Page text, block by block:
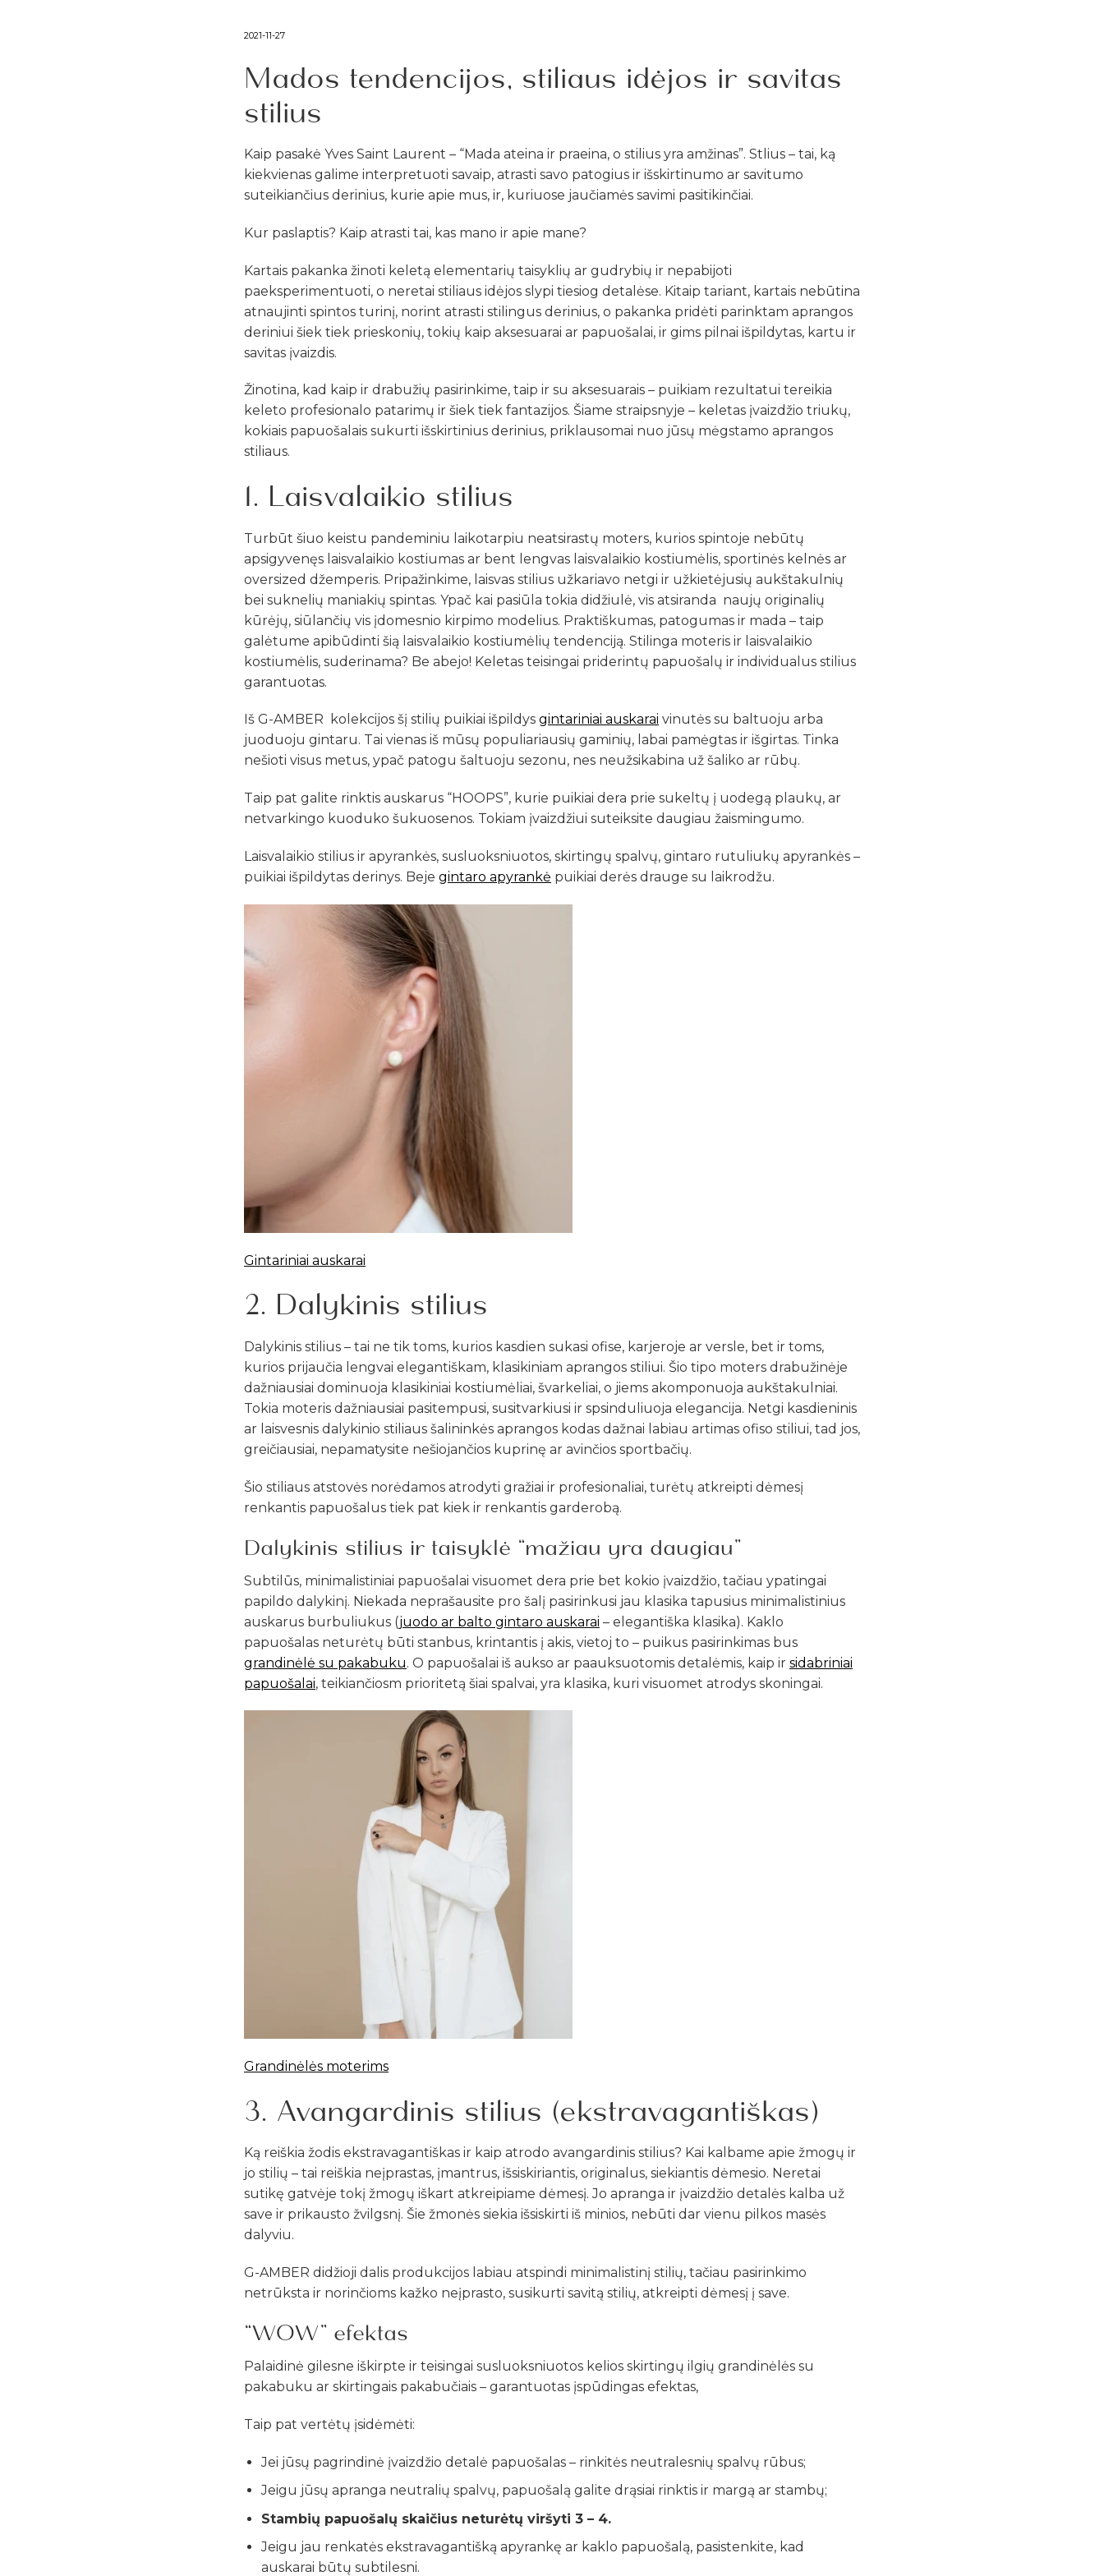
2021-11-27
Mados tendencijos, stiliaus idėjos ir savitas
stilius
Kaip pasakė Yves Saint Laurent – “Mada ateina ir praeina, o stilius yra amžinas”. Stlius – tai, ką
kiekvienas galime interpretuoti savaip, atrasti savo patogius ir išskirtinumo ar savitumo
suteikiančius derinius, kurie apie mus, ir, kuriuose jaučiamės savimi pasitikinčiai.
Kur paslaptis? Kaip atrasti tai, kas mano ir apie mane?
Kartais pakanka žinoti keletą elementarių taisyklių ar gudrybių ir nepabijoti
paeksperimentuoti, o neretai stiliaus idėjos slypi tiesiog detalėse. Kitaip tariant, kartais nebūtina
atnaujinti spintos turinį, norint atrasti stilingus derinius, o pakanka pridėti parinktam aprangos
deriniui šiek tiek prieskonių, tokių kaip aksesuarai ar papuošalai, ir gims pilnai išpildytas, kartu ir
savitas įvaizdis.
Žinotina, kad kaip ir drabužių pasirinkime, taip ir su aksesuarais – puikiam rezultatui tereikia
keleto profesionalo patarimų ir šiek tiek fantazijos. Šiame straipsnyje – keletas įvaizdžio triukų,
kokiais papuošalais sukurti išskirtinius derinius, priklausomai nuo jūsų mėgstamo aprangos
stiliaus.
1. Laisvalaikio stilius
Turbūt šiuo keistu pandeminiu laikotarpiu neatsirastų moters, kurios spintoje nebūtų
apsigyvenęs laisvalaikio kostiumas ar bent lengvas laisvalaikio kostiumėlis, sportinės kelnės ar
oversized džemperis. Pripažinkime, laisvas stilius užkariavo netgi ir užkietėjusių aukštakulnių
bei suknelių maniakių spintas. Ypač kai pasiūla tokia didžiulė, vis atsiranda naujų originalių
kūrėjų, siūlančių vis įdomesnio kirpimo modelius. Praktiškumas, patogumas ir mada – taip
galėtume apibūdinti šią laisvalaikio kostiumėlių tendenciją. Stilinga moteris ir laisvalaikio
kostiumėlis, suderinama? Be abejo! Keletas teisingai priderintų papuošalų ir individualus stilius
garantuotas.
Iš G-AMBER kolekcijos šį stilių puikiai išpildys gintariniai auskarai vinutės su baltuoju arba
juoduoju gintaru. Tai vienas iš mūsų populiariausių gaminių, labai pamėgtas ir išgirtas. Tinka
nešioti visus metus, ypač patogu šaltuoju sezonu, nes neužsikabina už šaliko ar rūbų.
Taip pat galite rinktis auskarus “HOOPS”, kurie puikiai dera prie sukeltų į uodegą plaukų, ar
netvarkingo kuoduko šukuosenos. Tokiam įvaizdžiui suteiksite daugiau žaismingumo.
Laisvalaikio stilius ir apyrankės, susluoksniuotos, skirtingų spalvų, gintaro rutuliukų apyrankės –
puikiai išpildytas derinys. Beje gintaro apyrankė puikiai derės drauge su laikrodžu.
Gintariniai auskarai
2. Dalykinis stilius
Dalykinis stilius – tai ne tik toms, kurios kasdien sukasi ofise, karjeroje ar versle, bet ir toms,
kurios prijaučia lengvai elegantiškam, klasikiniam aprangos stiliui. Šio tipo moters drabužinėje
dažniausiai dominuoja klasikiniai kostiumėliai, švarkeliai, o jiems akomponuoja aukštakulniai.
Tokia moteris dažniausiai pasitempusi, susitvarkiusi ir spsinduliuoja elegancija. Netgi kasdieninis
ar laisvesnis dalykinio stiliaus šalininkės aprangos kodas dažnai labiau artimas ofiso stiliui, tad jos,
greičiausiai, nepamatysite nešiojančios kuprinę ar avinčios sportbačių.
Šio stiliaus atstovės norėdamos atrodyti gražiai ir profesionaliai, turėtų atkreipti dėmesį
renkantis papuošalus tiek pat kiek ir renkantis garderobą.
Dalykinis stilius ir taisyklė “mažiau yra daugiau”
Subtilūs, minimalistiniai papuošalai visuomet dera prie bet kokio įvaizdžio, tačiau ypatingai
papildo dalykinį. Niekada neprašausite pro šalį pasirinkusi jau klasika tapusius minimalistinius
auskarus burbuliukus (juodo ar balto gintaro auskarai – elegantiška klasika). Kaklo
papuošalas neturėtų būti stanbus, krintantis į akis, vietoj to – puikus pasirinkimas bus
grandinėlė su pakabuku. O papuošalai iš aukso ar paauksuotomis detalėmis, kaip ir sidabriniai
papuošalai, teikiančiosm prioritetą šiai spalvai, yra klasika, kuri visuomet atrodys skoningai.
Grandinėlės moterims
3. Avangardinis stilius (ekstravagantiškas)
Ką reiškia žodis ekstravagantiškas ir kaip atrodo avangardinis stilius? Kai kalbame apie žmogų ir
jo stilių – tai reiškia neįprastas, įmantrus, išsiskiriantis, originalus, siekiantis dėmesio. Neretai
sutikę gatvėje tokį žmogų iškart atkreipiame dėmesį. Jo apranga ir įvaizdžio detalės kalba už
save ir prikausto žvilgsnį. Šie žmonės siekia išsiskirti iš minios, nebūti dar vienu pilkos masės
dalyviu.
G-AMBER didžioji dalis produkcijos labiau atspindi minimalistinį stilių, tačiau pasirinkimo
netrūksta ir norinčioms kažko neįprasto, susikurti savitą stilių, atkreipti dėmesį į save.
“WOW” efektas
Palaidinė gilesne iškirpte ir teisingai susluoksniuotos kelios skirtingų ilgių grandinėlės su
pakabuku ar skirtingais pakabučiais – garantuotas įspūdingas efektas,
Taip pat vertėtų įsidėmėti:
Jei jūsų pagrindinė įvaizdžio detalė papuošalas – rinkitės neutralesnių spalvų rūbus;
Jeigu jūsų apranga neutralių spalvų, papuošalą galite drąsiai rinktis ir margą ar stambų;
Stambių papuošalų skaičius neturėtų viršyti 3 – 4.
Jeigu jau renkatės ekstravagantišką apyrankę ar kaklo papuošalą, pasistenkite, kad
auskarai būtų subtilesni.
P
A
P
U
O
Š
A
L
Ų
D
Ė
Ž
U
T
Ė
🎁
(
2
5
€
v
e
r
t
ė
)
n
ie
k
o
n
e
la
im
ė
ja
i...
Auskarai
n
i
e
k
o
n
e
l
a
i
m
ė
j
a
i
.
.
.
Grandinėlė
n
i
e
k
o
n
e
l
a
i
m
ė
j
a
i
.
..
Daugiau informacijos rasi mūsų
PRIVATUMO POLITIKOS
SUKTI RATĄ
DOVANŲ NENORIU